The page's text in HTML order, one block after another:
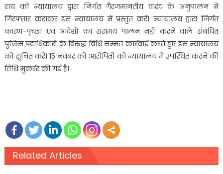
राय को न्यायालय द्वारा निर्गत गैरजमानतीय वारंट के अनुपालन में
गिरफ्तार कराकर इस न्यायालय में प्रस्तुत करें। न्यायालय द्वारा निर्गत
कारण-पृच्छा एवं आदेशों का ससमय पालन नहीं करने वाले संबंधित
पुलिस पदाधिकारी के विरुद्ध विधि सम्मत कार्रवाई करते हुए इस न्यायालय
को सूचित करें। 15 नवंबर को आरोपितों को न्यायालय में उपस्थित करने की
तिथि मुकर्रर की गई है।
Related Articles